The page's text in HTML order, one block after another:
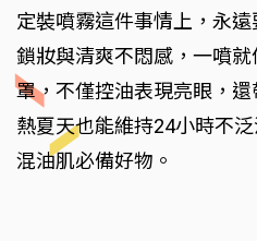
定裝噴霧這件事情上，永
鎖妝與清爽不悶感，一噴
罩，不僅控油表現亮眼，
熱夏天也能維持24小時不
混油肌必備好物。